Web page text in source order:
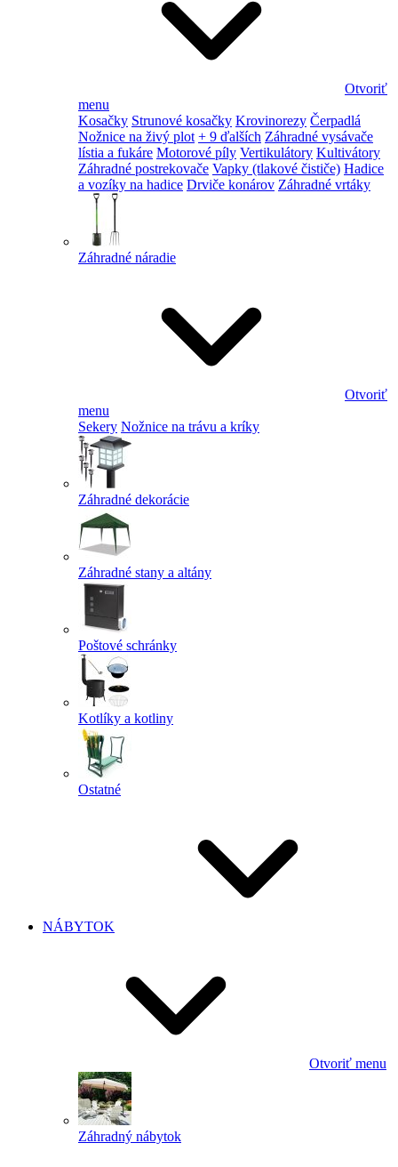
Otvoriť
menu
Kosačky Strunové kosačky Krovinorezy Čerpadlá
Nožnice na živý plot + 9 ďalších Záhradné vysávače
lístia a fukáre Motorové píly Vertikulátory Kultivátory
Záhradné postrekovače Vapky (tlakové čističe) Hadice
a vozíky na hadice Drviče konárov Záhradné vrtáky
Záhradné náradie
Otvoriť
menu
Sekery Nožnice na trávu a kríky
Záhradné dekorácie
Záhradné stany a altány
Poštové schránky
Kotlíky a kotliny
Ostatné
NÁBYTOK
Otvoriť menu
Záhradný nábytok